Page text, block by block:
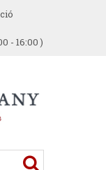
- 16:00 )